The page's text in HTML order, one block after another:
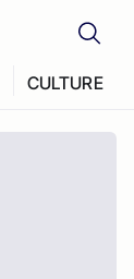
CULTURE